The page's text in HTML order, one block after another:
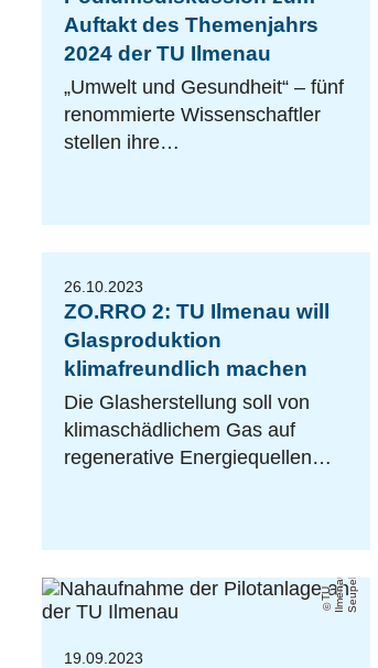
Auftakt des Themenjahrs
2024 der TU Ilmenau
„Umwelt und Gesundheit“ – fünf
renommierte Wissenschaftler
stellen ihre…
A
d
o
b
eS
t
o
c
k
-
al
e
xl
u
kin
26.10.2023
ZO.RRO 2: TU Ilmenau will
Glasproduktion
klimafreundlich machen
Die Glasherstellung soll von
klimaschädlichem Gas auf
regenerative Energiequellen…
T
U
Il
m
e
n a
u
/
M
a
ra
S
e
u
p el
19.09.2023